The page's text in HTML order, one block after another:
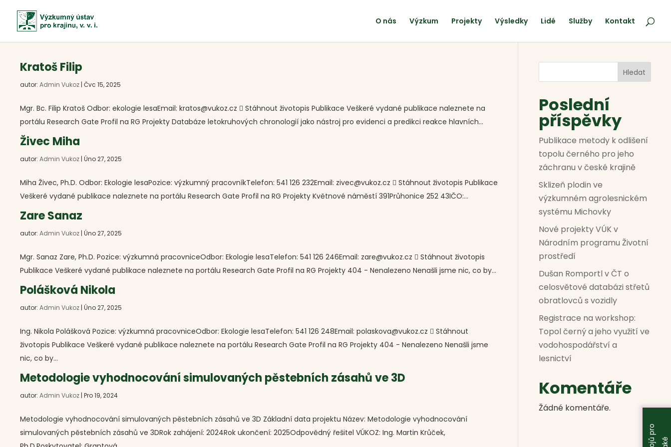
O nás Výzkum Projekty Výsledky Lidé Služby Kontakt
Kratoš Filip
autor:Admin Vukoz |Čvc 15, 2025
Mgr. Bc. Filip Kratoš Odbor: ekologie lesaEmail: kratos@vukoz.cz  Stáhnout životopis Publikace Veškeré vydané publikace naleznete na
portálu Research Gate Profil na RG Projekty Databáze letokruhových chronologií jako nástroj pro evidenci a predikci reakce hlavních...
Živec Miha
autor:Admin Vukoz |Úno 27, 2025
Miha Živec, Ph.D. Odbor: Ekologie lesaPozice: výzkumný pracovníkTelefon: 541 126 232Email: zivec@vukoz.cz  Stáhnout životopis Publikace
Veškeré vydané publikace naleznete na portálu Research Gate Profil na RG Projekty Květnové náměstí 391Průhonice 252 43IČO:...
Zare Sanaz
autor:Admin Vukoz |Úno 27, 2025
Mgr. Sanaz Zare, Ph.D. Pozice: výzkumná pracovniceOdbor: Ekologie lesaTelefon: 541 126 246Email: zare@vukoz.cz  Stáhnout životopis
Publikace Veškeré vydané publikace naleznete na portálu Research Gate Profil na RG Projekty 404 - Nenalezeno Nenašli jsme nic, co by...
Polášková Nikola
autor:Admin Vukoz |Úno 27, 2025
Ing. Nikola Polášková Pozice: výzkumná pracovniceOdbor: Ekologie lesaTelefon: 541 126 248Email: polaskova@vukoz.cz  Stáhnout
životopis Publikace Veškeré vydané publikace naleznete na portálu Research Gate Profil na RG Projekty 404 - Nenalezeno Nenašli jsme
nic, co by...
Metodologie vyhodnocování simulovaných pěstebních zásahů ve 3D
autor:Admin Vukoz |Pro 19, 2024
Metodologie vyhodnocování simulovaných pěstebních zásahů ve 3D Základní data projektu Název: Metodologie vyhodnocování
simulovaných pěstebních zásahů ve 3DRok zahájení: 2024Rok ukončení: 2025Odpovědný řešitel VÚKOZ: Ing. Martin Krůček,
Hledat
Poslední
příspěvky
Publikace metody k odlišení
topolu černého pro jeho
záchranu v české krajině
Sklizeň plodin ve
výzkumném agrolesnickém
systému Michovky
Nové projekty VÚK v
Národním programu Životní
prostředí
Dušan Romportl v ČT o
celosvětové databázi střetů
obratlovců s vozidly
Registrace na workshop:
Topol černý a jeho využití ve
vodohospodářství a
lesnictví
Komentáře
Žádné komentáře.